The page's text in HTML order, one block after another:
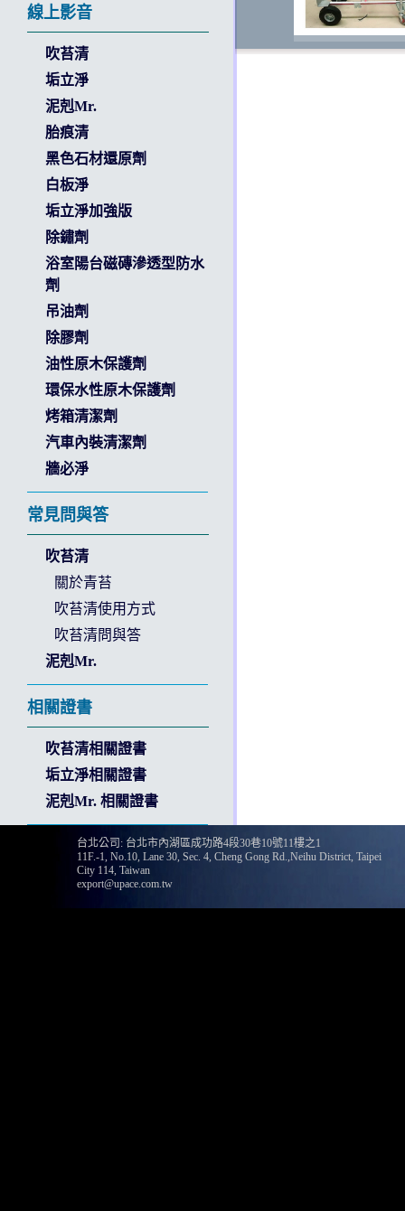
線上影音
吹苔清
垢立淨
泥剋Mr.
胎痕清
黑色石材還原劑
白板淨
垢立淨加強版
除鏽劑
浴室陽台磁磚滲透型防水
劑
吊油劑
除膠劑
油性原木保護劑
環保水性原木保護劑
烤箱清潔劑
汽車內裝清潔劑
牆必淨
常見問與答
吹苔清
關於青苔
吹苔清使用方式
吹苔清問與答
泥剋Mr.
相關證書
吹苔清相關證書
垢立淨相關證書
泥剋Mr. 相關證書
台北公司: 台北市內湖區成功路4段30巷10號11樓之1
11F.-1, No.10, Lane 30, Sec. 4, Cheng Gong Rd.,Neihu District, Taipei
City 114, Taiwan
export@upace.com.tw